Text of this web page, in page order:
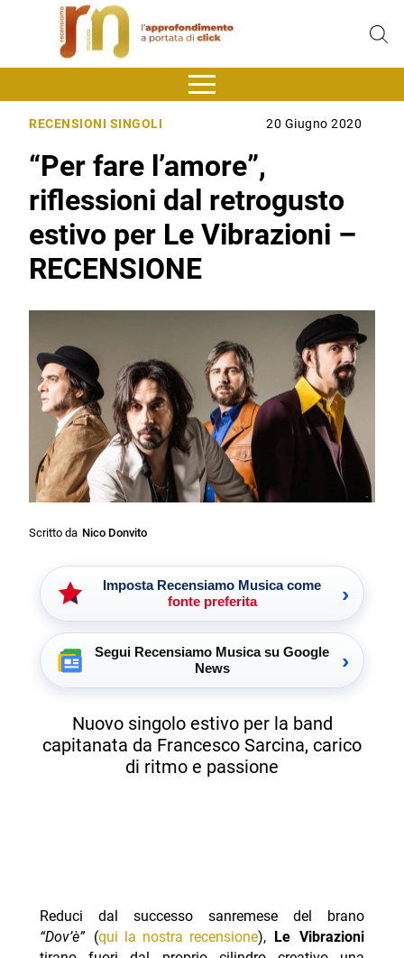
RECENSIONI SINGOLI 20 Giugno 2020
“Per fare l’amore”,
riflessioni dal retrogusto
estivo per Le Vibrazioni –
RECENSIONE
Scritto da Nico Donvito
Imposta Recensiamo Musica come
fonte preferita
›
Segui Recensiamo Musica su Google
News
›
Nuovo singolo estivo per la band
capitanata da Francesco Sarcina, carico
di ritmo e passione
Reduci dal successo sanremese del brano
“Dov’è”(qui la nostra recensione),
Le Vibrazioni